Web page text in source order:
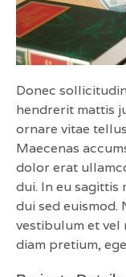
Donec
hendrerit mattis
ornare vitae
Maecenas
dolor erat
dui. In eu sagittis
dui sed euismod.
vestibulum et vel
diam pretium,